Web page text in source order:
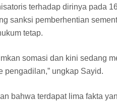
terhadap dirinya pada
sanksi pemberhentian
tetap.
somasi dan kini sedang
pengadilan,” ungkap Sayid.
bahwa terdapat lima fakta